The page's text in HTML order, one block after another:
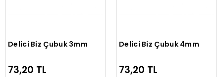
Sepete Ekle
Delici Biz Çubuk 3mm
73,20 TL
Sepete Ekle
Delici Biz Çubuk 4mm
73,20 TL